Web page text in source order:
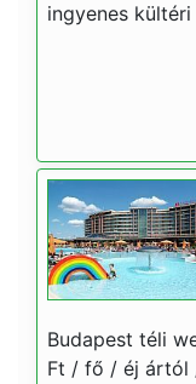
ingyenes
Budapest téli
Ft / fő / éj ártól